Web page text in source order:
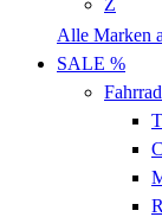
Alle Marken
SALE %
Fahrrad